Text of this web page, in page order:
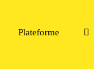
Plateforme